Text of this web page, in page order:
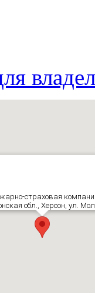
страховая
обл., Херсон, ул.